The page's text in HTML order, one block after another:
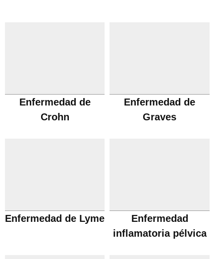
Enfermedad de
Crohn
Enfermedad de
Graves
Enfermedad de Lyme
Enfermedad
inflamatoria pélvica